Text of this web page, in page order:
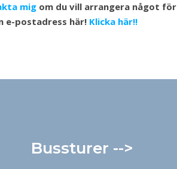
migom du vill arrangera något för
e-postadress här! Klicka här!!
Bussturer -->